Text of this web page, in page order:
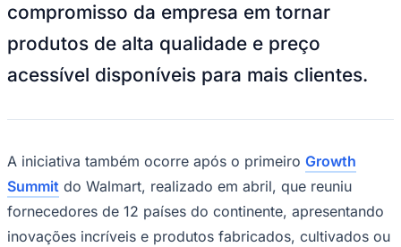
compromisso da empresa em tornar
produtos de alta qualidade e preço
acessível disponíveis para mais clientes.
A iniciativa também ocorre após o primeiro Growth
Summit do Walmart, realizado em abril, que reuniu
fornecedores de 12 países do continente, apresentando
inovações incríveis e produtos fabricados, cultivados ou